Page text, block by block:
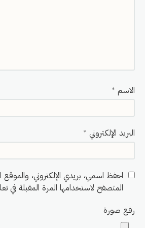
الاسم *
البريد الإلكتروني *
احفظ اسمي، بريدي الإلكتروني، والموقع
المتصفح لاستخدامها المرة المقبلة في
رفع صورة